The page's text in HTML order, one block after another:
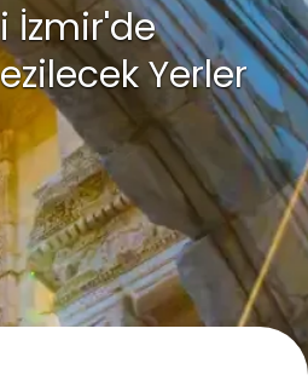
İzmir'de
Yerler